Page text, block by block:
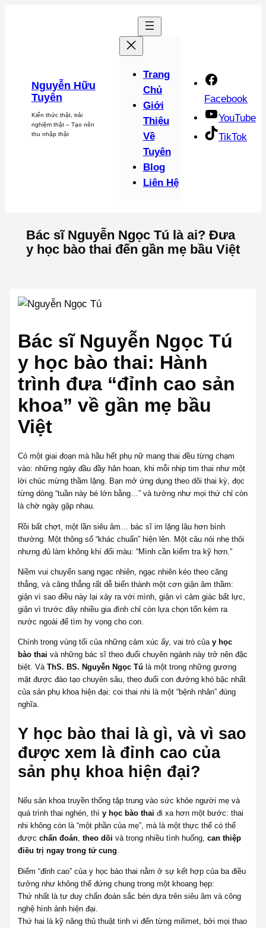
Nguyễn Hữu
Tuyên
Kiến thức thật, trải
nghiệm thật – Tạo nên
thu nhập thật
Trang
Chủ
Giới
Thiệu
Về
Tuyên
Blog
Liên Hệ
Facebook
YouTube
TikTok
Bác sĩ Nguyễn Ngọc Tú là ai? Đưa
y học bào thai đến gần mẹ bầu Việt
Bác sĩ Nguyễn Ngọc Tú
y học bào thai: Hành
trình đưa “đỉnh cao sản
khoa” về gần mẹ bầu
Việt
Có một giai đoạn mà hầu hết phụ nữ mang thai đều từng chạm
vào: những ngày đầu đầy hân hoan, khi mỗi nhịp tim thai như một
lời chúc mừng thầm lặng. Bạn mở ứng dụng theo dõi thai kỳ, đọc
từng dòng “tuần này bé lớn bằng…” và tưởng như mọi thứ chỉ còn
là chờ ngày gặp nhau.
Rồi bất chợt, một lần siêu âm… bác sĩ im lặng lâu hơn bình
thường. Một thông số “khác chuẩn” hiện lên. Một câu nói nhẹ thôi
nhưng đủ làm không khí đổi màu: “Mình cần kiểm tra kỹ hơn.”
Niềm vui chuyển sang ngạc nhiên, ngạc nhiên kéo theo căng
thẳng, và căng thẳng rất dễ biến thành một cơn giận âm thầm:
giận vì sao điều này lại xảy ra với mình, giận vì cảm giác bất lực,
giận vì trước đây nhiều gia đình chỉ còn lựa chọn tốn kém ra
nước ngoài để tìm hy vọng cho con.
Chính trong vùng tối của những cảm xúc ấy, vai trò củay học
bào thai và những bác sĩ theo đuổi chuyên ngành này trở nên đặc
biệt. VàThS. BS. Nguyễn Ngọc Tú là một trong những gương
mặt được đào tạo chuyên sâu, theo đuổi con đường khó bậc nhất
của sản phụ khoa hiện đại: coi thai nhi là một “bệnh nhân” đúng
nghĩa.
Y học bào thai là gì, và vì sao
được xem là đỉnh cao của
sản phụ khoa hiện đại?
Nếu sản khoa truyền thống tập trung vào sức khỏe người mẹ và
quá trình thai nghén, thìy học bào thai đi xa hơn một bước: thai
nhi không còn là “một phần của mẹ”, mà là một thực thể có thể
đượcchẩn đoán,theo dõi và trong nhiều tình huống,can thiệp
điều trị ngay trong tử cung.
Điểm “đỉnh cao” của y học bào thai nằm ở sự kết hợp của ba điều
tưởng như không thể đứng chung trong một khoang hẹp:
Thứ nhất là tư duy chẩn đoán sắc bén dựa trên siêu âm và công
nghệ hình ảnh hiện đại.
Thứ hai là kỹ năng thủ thuật tinh vi đến từng milimet, bởi mọi thao